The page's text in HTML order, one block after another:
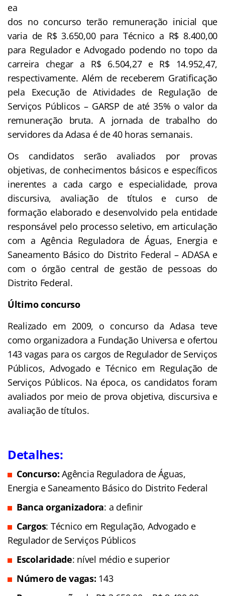
ea
dos no concurso terão remuneração inicial que
varia de R$ 3.650,00 para Técnico a R$ 8.400,00
para Regulador e Advogado podendo no topo da
carreira chegar a R$ 6.504,27 e R$ 14.952,47,
respectivamente. Além de receberem Gratificação
pela Execução de Atividades de Regulação de
Serviços Públicos – GARSP de até 35% o valor da
remuneração bruta. A jornada de trabalho do
servidores da Adasa é de 40 horas semanais.
Os candidatos serão avaliados por provas
objetivas, de conhecimentos básicos e específicos
inerentes a cada cargo e especialidade, prova
discursiva, avaliação de títulos e curso de
formação elaborado e desenvolvido pela entidade
responsável pelo processo seletivo, em articulação
com a Agência Reguladora de Águas, Energia e
Saneamento Básico do Distrito Federal – ADASA e
com o órgão central de gestão de pessoas do
Distrito Federal.
Último concurso
Realizado em 2009, o concurso da Adasa teve
como organizadora a Fundação Universa e ofertou
143 vagas para os cargos de Regulador de Serviços
Públicos, Advogado e Técnico em Regulação de
Serviços Públicos. Na época, os candidatos foram
avaliados por meio de prova objetiva, discursiva e
avaliação de títulos.
Detalhes:
Concurso: Agência Reguladora de Águas,
Energia e Saneamento Básico do Distrito Federal
Banca organizadora: a definir
Cargos: Técnico em Regulação, Advogado e
Regulador de Serviços Públicos
Escolaridade: nível médio e superior
Número de vagas: 143